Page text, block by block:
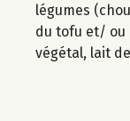
légumes
du tofu et/ ou
végétal, lait